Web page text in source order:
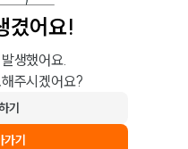
겼어요!
생했어요.
주시겠어요?
기
가기